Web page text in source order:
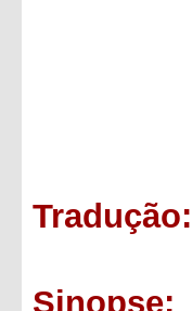
Tradução:
Sinopse: